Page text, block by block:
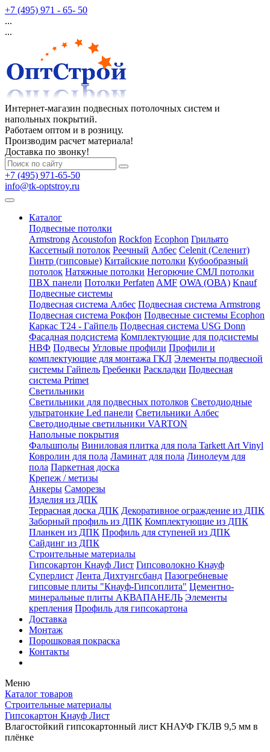
+7 (495) 971 - 65- 50
...
...
Интернет-магазин подвесных потолочных систем и
напольных покрытий.
Работаем оптом и в розницу.
Производим расчет материала!
Доставка по звонку!
+7 (495) 971-65-50
info@tk-optstroy.ru
Каталог
Подвесные потолки
Armstrong Acoustofon Rockfon Ecophon Грильято
Кассетный потолок Реечный Албес Celenit (Селенит)
Гинтр (гипсовые) Китайские потолки Кубообразный
потолок Натяжные потолки Негорючие СМЛ потолки
ПВХ панели Потолки Perfaten AMF OWA (ОВА) Knauf
Подвесные системы
Подвесная система Албес Подвесная система Armstrong
Подвесная система Рокфон Подвесные системы Ecophon
Каркас Т24 - Гайпель Подвесная система USG Donn
Фасадная подсистема Комплектующие для подсистемы
НВФ Подвесы Угловые профили Профили и
комплектующие для монтажа ГКЛ Элементы подвесной
системы Гайпель Гребенки Раскладки Подвесная
система Primet
Светильники
Светильники для подвесных потолков Светодиодные
ультратонкие Led панели Светильники Албес
Светодиодные светильники VARTON
Напольные покрытия
Фальшполы Виниловая плитка для пола Tarkett Art Vinyl
Ковролин для пола Ламинат для пола Линолеум для
пола Паркетная доска
Крепеж / метизы
Анкеры Саморезы
Изделия из ДПК
Террасная доска ДПК Декоративное ограждение из ДПК
Заборный профиль из ДПК Комплектующие из ДПК
Планкен из ДПК Профиль для ступеней из ДПК
Сайдинг из ДПК
Строительные материалы
Гипсокартон Кнауф Лист Гипсоволокно Кнауф
Суперлист Лента Дихтунгсбанд Пазогребневые
гипсовые плиты "Кнауф-Гипсоплита" Цементно-
минеральные плиты АКВАПАНЕЛЬ Элементы
крепления Профиль для гипсокартона
Доставка
Монтаж
Порошковая покраска
Контакты
Меню
Каталог товаров
Строительные материалы
Гипсокартон Кнауф Лист
Влагостойкий гипсокартонный лист КНАУФ ГКЛВ 9,5 мм в
плёнке